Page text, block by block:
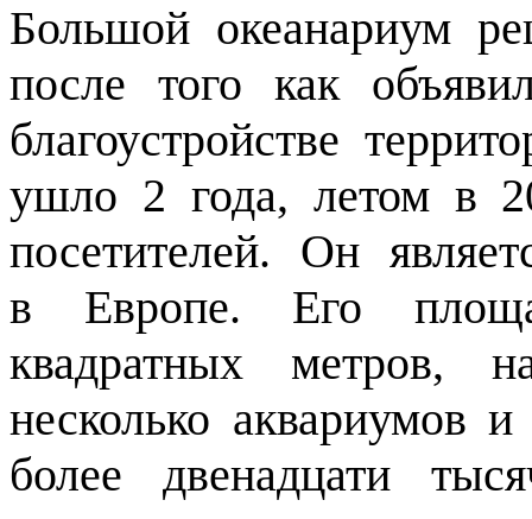
Большой океанариум
после того как
благоустройстве
ушло 2 года, летом в
посетителей. Он
в Европе. Его
квадратных метров,
несколько аквариумов
более двенадцати